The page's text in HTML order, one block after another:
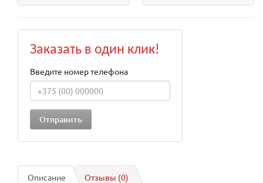
Заказать в один клик!
Введите номер телефона
Описание Отзывы (0)